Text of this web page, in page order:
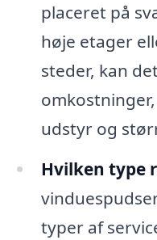
placeret på
høje etager
steder, kan
udstyr og
Hvilken type
typer af